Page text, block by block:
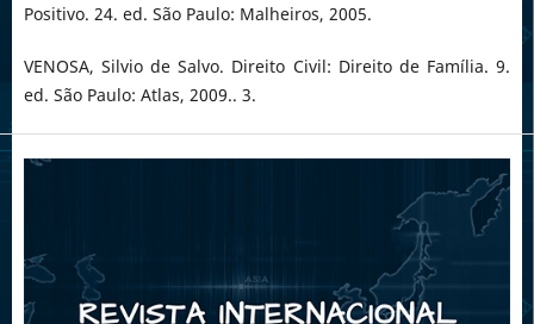
Positivo. 24. ed. São Paulo: Malheiros, 2005.
VENOSA, Silvio de Salvo. Direito Civil: Direito de Família. 9.
ed. São Paulo: Atlas, 2009.. 3.